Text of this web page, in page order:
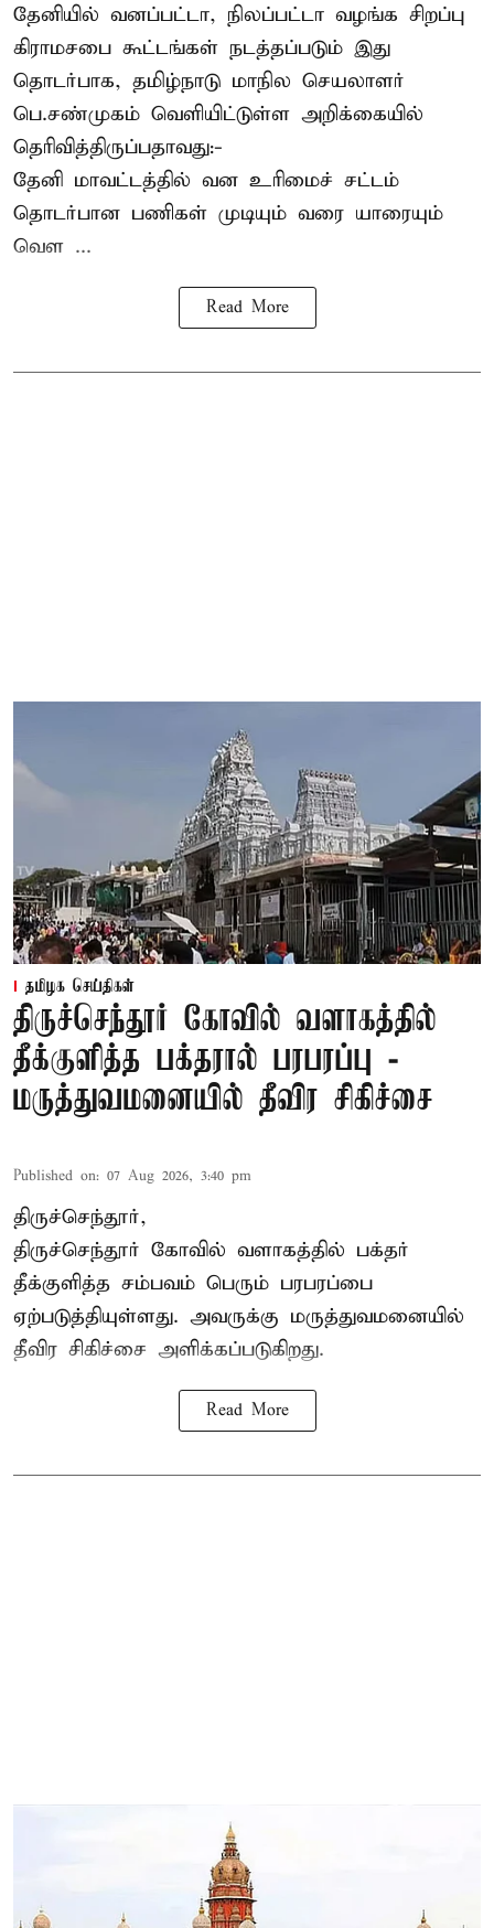
தேனியில் வனப்பட்டா, நிலப்பட்டா வழங்க சிறப்பு
கிராமசபை கூட்டங்கள் நடத்தப்படும் இது
தொடர்பாக, தமிழ்நாடு மாநில செயலாளர்
பெ.சண்முகம் வெளியிட்டுள்ள அறிக்கையில்
தெரிவித்திருப்பதாவது:-
தேனி மாவட்டத்தில் வன உரிமைச் சட்டம்
தொடர்பான பணிகள் முடியும் வரை யாரையும்
வெள ...
Read More
தமிழக செய்திகள்
திருச்செந்தூர் கோவில் வளாகத்தில்
தீக்குளித்த பக்தரால் பரபரப்பு -
மருத்துவமனையில் தீவிர சிகிச்சை
Published on: 07 Aug 2026, 3:40 pm
திருச்செந்தூர்,
திருச்செந்தூர் கோவில் வளாகத்தில் பக்தர்
தீக்குளித்த சம்பவம் பெரும் பரபரப்பை
ஏற்படுத்தியுள்ளது. அவருக்கு மருத்துவமனையில்
தீவிர சிகிச்சை அளிக்கப்படுகிறது.
Read More